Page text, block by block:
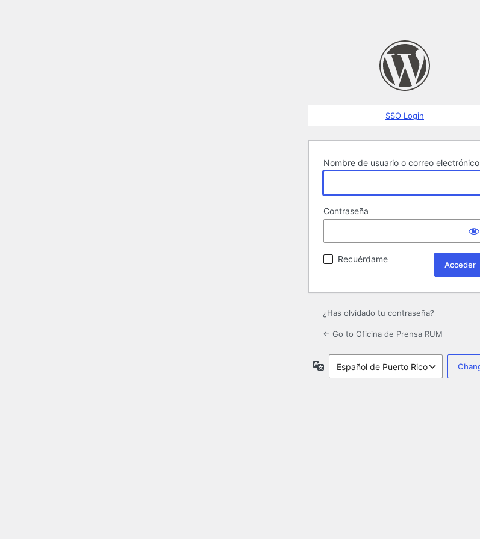
SSO Login
Nombre de usuario o correo electrónico
Contraseña
Recuérdame
¿Has olvidado tu contraseña?
← Go to Oficina de Prensa RUM
Idioma